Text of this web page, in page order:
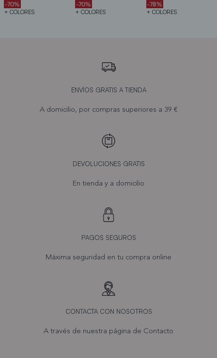
-70%
+ COLORES
-70%
+ COLORES
-78%
+ COLORES
ENVÍOS GRATIS A TIENDA
A domicilio, por compras superiores a 39 €
DEVOLUCIONES GRATIS
En tienda y a domicilio
PAGOS SEGUROS
Máxima seguridad en tu compra online
CONTACTA CON NOSOTROS
A través de nuestra página de Contacto